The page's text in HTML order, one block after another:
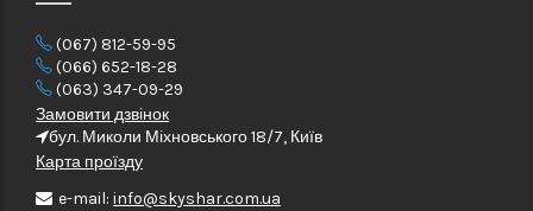
(067) 812-59-95
(066) 652-18-28
(063) 347-09-29
Замовити дзвінок
бул. Миколи Міхновського 18/7, Київ
Карта проїзду
e-mail: info@skyshar.com.ua